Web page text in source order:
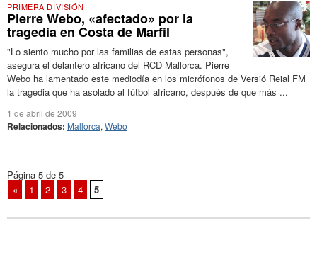
PRIMERA DIVISIÓN
Pierre Webo, «afectado» por la
tragedia en Costa de Marfil
"Lo siento mucho por las familias de estas personas",
asegura el delantero africano del RCD Mallorca. Pierre
Webo ha lamentado este mediodía en los micrófonos de Versió Reial FM
la tragedia que ha asolado al fútbol africano, después de que más ...
1 de abril de 2009
Relacionados: Mallorca, Webo
Página 5 de 5
«
1 2 3 4 5